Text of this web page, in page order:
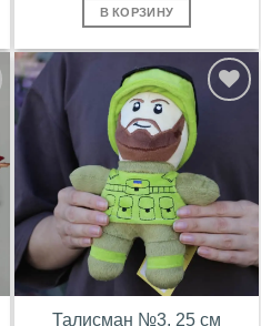
В КОРЗИНУ
избранное
Талисман №3, 25 см